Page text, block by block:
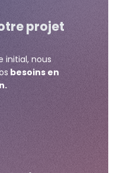
projet
initial, nous
besoins en